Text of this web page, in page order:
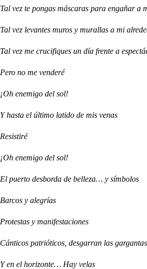
Tal vez te pongas máscaras para engañar a
Tal vez levantes muros y murallas a mi
Tal vez me crucifiques un día frente a
Pero no me venderé
¡Oh enemigo del sol!
Y hasta el último latido de mis venas
Resistiré
¡Oh enemigo del sol!
El puerto desborda de belleza… y símbolos
Barcos y alegrías
Protestas y manifestaciones
Cánticos patrióticos, desgarran las gargantas
Y en el horizonte… Hay velas